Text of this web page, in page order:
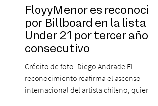
FloyyMenor es reconocido
por Billboard en la lista 21
Under 21 por tercer año
consecutivo
Crédito de foto: Diego Andrade El
reconocimiento reafirma el ascenso
internacional del artista chileno, quien